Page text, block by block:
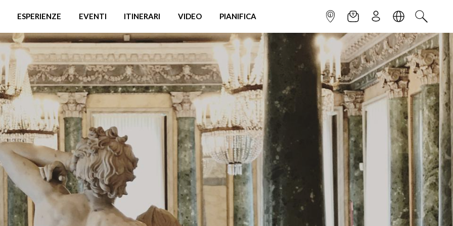
ESPERIENZE EVENTI ITINERARI VIDEO PIANIFICA INFOPOINTNEWSLETTER
ISCRIVITILINGUACERCA